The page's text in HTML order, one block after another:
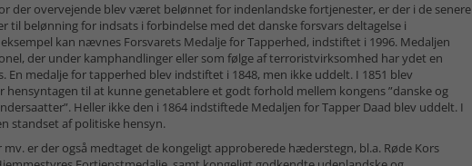
der overvejende blev været belønnet for indenlandske fortjenester, er der i de senere
til belønning for indsats i forbindelse med det danske forsvars deltagelse i
kan nævnes Forsvarets Medalje for Tapperhed, indstiftet i 1996. Medaljen
der under kamphandlinger eller som følge af terroristvirksomhed har ydet en
En medalje for tapperhed blev indstiftet i 1848, men ikke uddelt. I 1851 blev
til at kunne genetablere et godt forhold mellem kongens ”danske og
Heller ikke den i 1864 indstiftede Medaljen for Tapper Daad blev uddelt. I
standset af politiske hensyn.
er der også medtaget de kongeligt approberede hæderstegn, bl.a. Røde Kors